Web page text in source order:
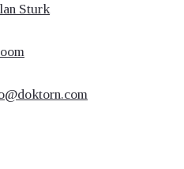
Sturk